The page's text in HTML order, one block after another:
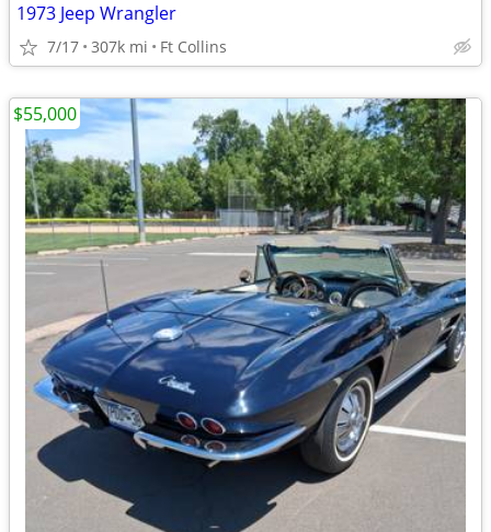
1973 Jeep Wrangler
7/17 307k mi Ft Collins
$55,000